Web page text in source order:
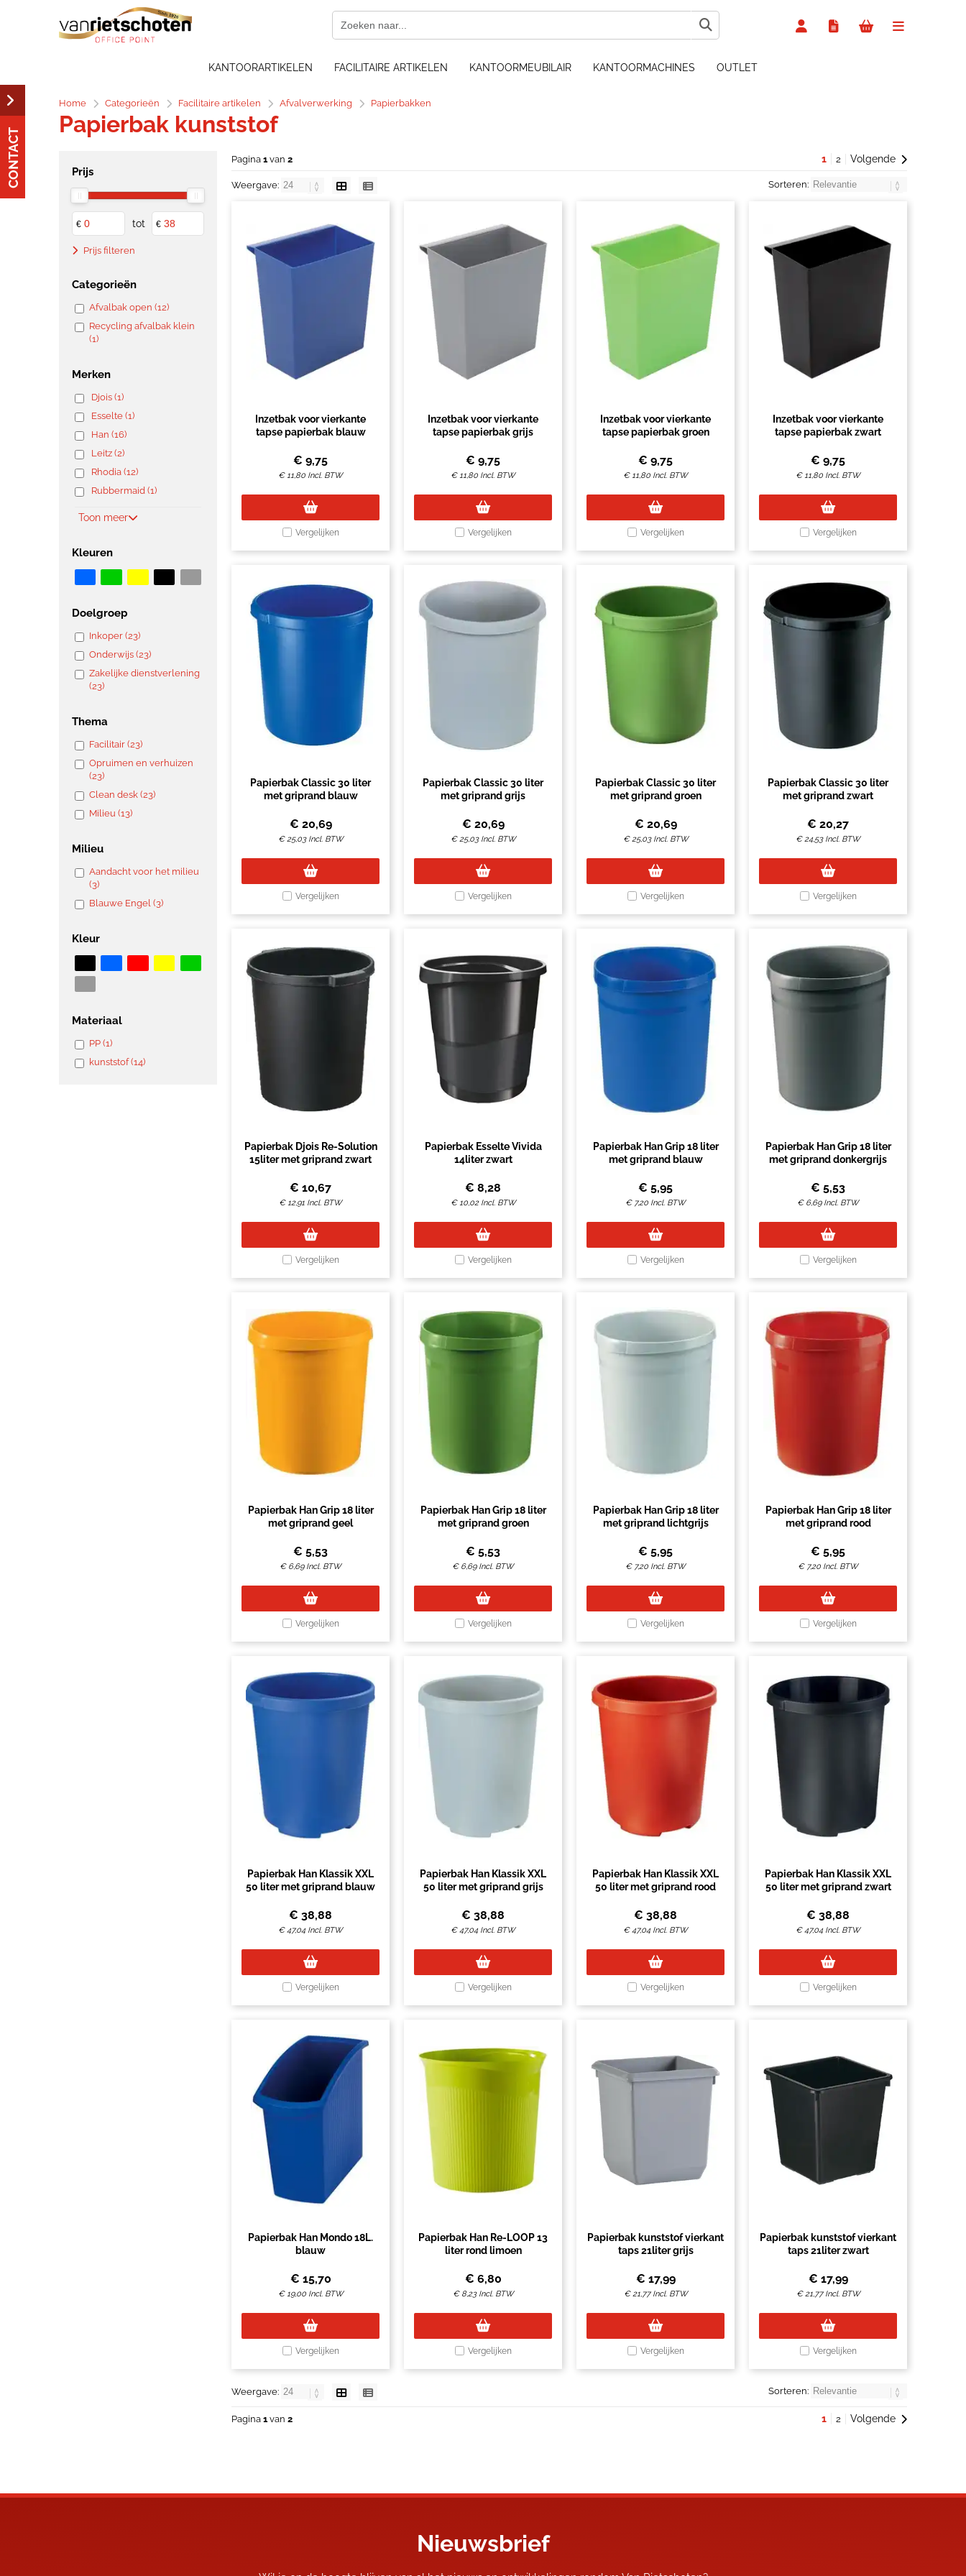
KANTOORARTIKELEN FACILITAIRE ARTIKELEN KANTOORMEUBILAIR KANTOORMACHINES OUTLET
Home Categorieën Facilitaire artikelen Afvalverwerking Papierbakken
Papierbak kunststof
Prijs
€ tot €
Prijs filteren
Categorieën
Afvalbak open (12)
Recycling afvalbak klein
(1)
Merken
Djois (1)
Esselte (1)
Han (16)
Leitz (2)
Rhodia (12)
Rubbermaid (1)
Toon meer
Kleuren
Doelgroep
Inkoper (23)
Onderwijs (23)
Zakelijke dienstverlening
(23)
Thema
Facilitair (23)
Opruimen en verhuizen
(23)
Clean desk (23)
Milieu (13)
Milieu
Aandacht voor het milieu
(3)
Blauwe Engel (3)
Kleur
Materiaal
PP (1)
kunststof (14)
Pagina 1van 2 1 2 Volgende
Weergave: Sorteren:
Inzetbak voor vierkante
tapse papierbak blauw
€ 9,75
€11,80 Incl. BTW
Vergelijken
Inzetbak voor vierkante
tapse papierbak grijs
€ 9,75
€11,80 Incl. BTW
Vergelijken
Inzetbak voor vierkante
tapse papierbak groen
€ 9,75
€11,80 Incl. BTW
Vergelijken
Inzetbak voor vierkante
tapse papierbak zwart
€ 9,75
€11,80 Incl. BTW
Vergelijken
Papierbak Classic 30 liter
met griprand blauw
€ 20,69
€25,03 Incl. BTW
Vergelijken
Papierbak Classic 30 liter
met griprand grijs
€ 20,69
€25,03 Incl. BTW
Vergelijken
Papierbak Classic 30 liter
met griprand groen
€ 20,69
€25,03 Incl. BTW
Vergelijken
Papierbak Classic 30 liter
met griprand zwart
€ 20,27
€24,53 Incl. BTW
Vergelijken
Papierbak Djois Re-Solution
15liter met griprand zwart
€ 10,67
€12,91 Incl. BTW
Vergelijken
Papierbak Esselte Vivida
14liter zwart
€ 8,28
€10,02 Incl. BTW
Vergelijken
Papierbak Han Grip 18 liter
met griprand blauw
€ 5,95
€ 7,20 Incl. BTW
Vergelijken
Papierbak Han Grip 18 liter
met griprand donkergrijs
€ 5,53
€ 6,69 Incl. BTW
Vergelijken
Papierbak Han Grip 18 liter
met griprand geel
€ 5,53
€ 6,69 Incl. BTW
Vergelijken
Papierbak Han Grip 18 liter
met griprand groen
€ 5,53
€ 6,69 Incl. BTW
Vergelijken
Papierbak Han Grip 18 liter
met griprand lichtgrijs
€ 5,95
€ 7,20 Incl. BTW
Vergelijken
Papierbak Han Grip 18 liter
met griprand rood
€ 5,95
€ 7,20 Incl. BTW
Vergelijken
Papierbak Han Klassik XXL
50 liter met griprand blauw
€ 38,88
€47,04 Incl. BTW
Vergelijken
Papierbak Han Klassik XXL
50 liter met griprand grijs
€ 38,88
€47,04 Incl. BTW
Vergelijken
Papierbak Han Klassik XXL
50 liter met griprand rood
€ 38,88
€47,04 Incl. BTW
Vergelijken
Papierbak Han Klassik XXL
50 liter met griprand zwart
€ 38,88
€47,04 Incl. BTW
Vergelijken
Papierbak Han Mondo 18L.
blauw
€ 15,70
€19,00 Incl. BTW
Vergelijken
Papierbak Han Re-LOOP 13
liter rond limoen
€ 6,80
€ 8,23 Incl. BTW
Vergelijken
Papierbak kunststof vierkant
taps 21liter grijs
€ 17,99
€21,77 Incl. BTW
Vergelijken
Papierbak kunststof vierkant
taps 21liter zwart
€ 17,99
€21,77 Incl. BTW
Vergelijken
Weergave: Sorteren:
Pagina 1van 2 1 2 Volgende
Nieuwsbrief
CONTACT